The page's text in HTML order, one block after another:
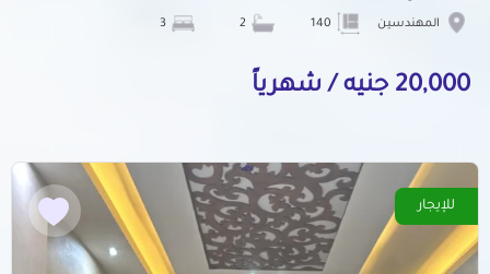
المهندسين
20,000 جنيه / شهرياً
للإيجار